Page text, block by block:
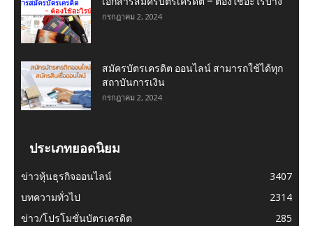
กรกฎาคม 2, 2024
สมัครบัตรเครดิต ออนไลน์ สามารถใช้ได้ทุก
สถาบันการเงิน
กรกฎาคม 2, 2024
ประเภทยอดนิยม
ข่าวหุ้นธุรกิจออนไลน์
3407
บทความทั่วไป
2314
ข่าว/โปรโมชั่นบัตรเครดิต
285